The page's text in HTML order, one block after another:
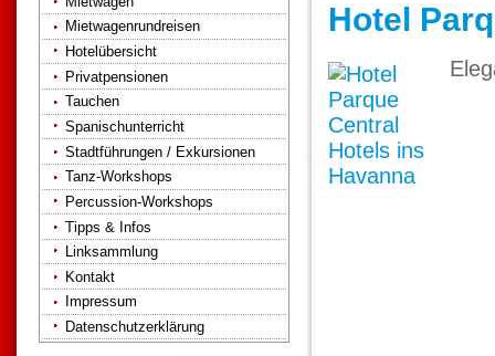
Mietwagenrundreisen
Hotelübersicht
Privatpensionen
Tauchen
Spanischunterricht
Stadtführungen / Exkursionen
Tanz-Workshops
Percussion-Workshops
Tipps & Infos
Linksammlung
Kontakt
Impressum
Datenschutzerklärung
Hotel